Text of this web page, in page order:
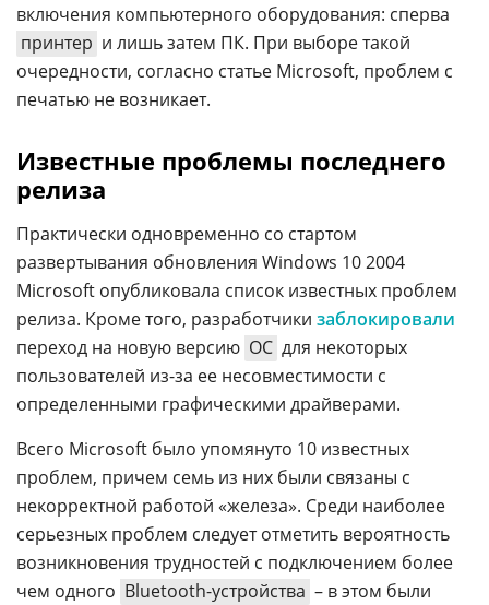
включения компьютерного оборудования: сперва
принтер и лишь затем ПК. При выборе такой
очередности, согласно статье Microsoft, проблем с
печатью не возникает.
Известные проблемы последнего
релиза
Практически одновременно со стартом
развертывания обновления Windows 10 2004
Microsoft опубликовала список известных проблем
релиза. Кроме того, разработчики заблокировали
переход на новую версию ОС для некоторых
пользователей из-за ее несовместимости с
определенными графическими драйверами.
Всего Microsoft было упомянуто 10 известных
проблем, причем семь из них были связаны с
некорректной работой «железа». Среди наиболее
серьезных проблем следует отметить вероятность
возникновения трудностей с подключением более
чем одного Bluetooth-устройства – в этом были